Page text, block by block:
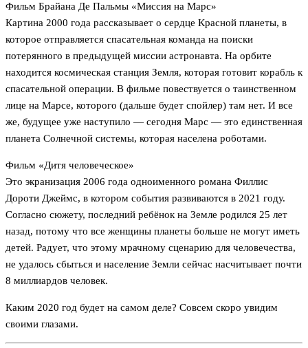
Фильм Брайана Де Пальмы «Миссия на Марс»
Картина 2000 года рассказывает о сердце Красной планеты, в
которое отправляется спасательная команда на поиски
потерянного в предыдущей миссии астронавта. На орбите
находится космическая станция Земля, которая готовит корабль к
спасательной операции. В фильме повествуется о таинственном
лице на Марсе, которого (дальше будет спойлер) там нет. И все
же, будущее уже наступило — сегодня Марс — это единственная
планета Солнечной системы, которая населена роботами.
Фильм «Дитя человеческое»
Это экранизация 2006 года одноименного романа Филлис
Дороти Джеймс, в котором события развиваются в 2021 году.
Согласно сюжету, последний ребёнок на Земле родился 25 лет
назад, потому что все женщины планеты больше не могут иметь
детей. Радует, что этому мрачному сценарию для человечества,
не удалось сбыться и население Земли сейчас насчитывает почти
8 миллиардов человек.
Каким 2020 год будет на самом деле? Совсем скоро увидим
своими глазами.